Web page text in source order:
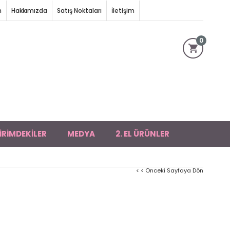
Hakkımızda Satış Noktaları İletişim
0
MEDYA 2. EL ÜRÜNLER
< < Önceki Sayfaya Dön